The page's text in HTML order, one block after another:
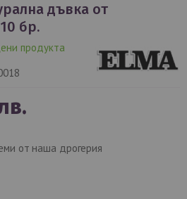
бр.
продукта
от наша дрогерия